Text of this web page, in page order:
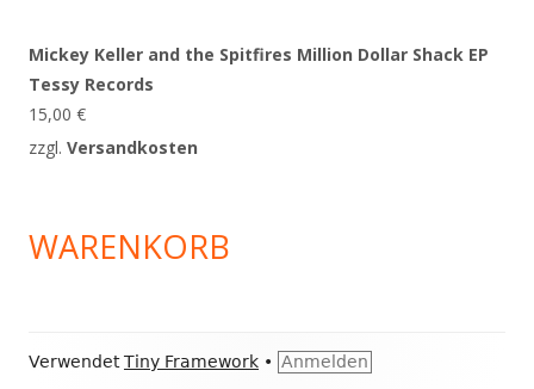
Mickey Keller and the Spitfires Million Dollar Shack EP
Tessy Records
15,00 €
zzgl. Versandkosten
WARENKORB
Footer
VerwendetTiny Framework • Anmelden